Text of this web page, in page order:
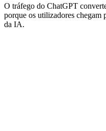
O tráfego do ChatGPT
porque os utilizadores chegam
da IA.